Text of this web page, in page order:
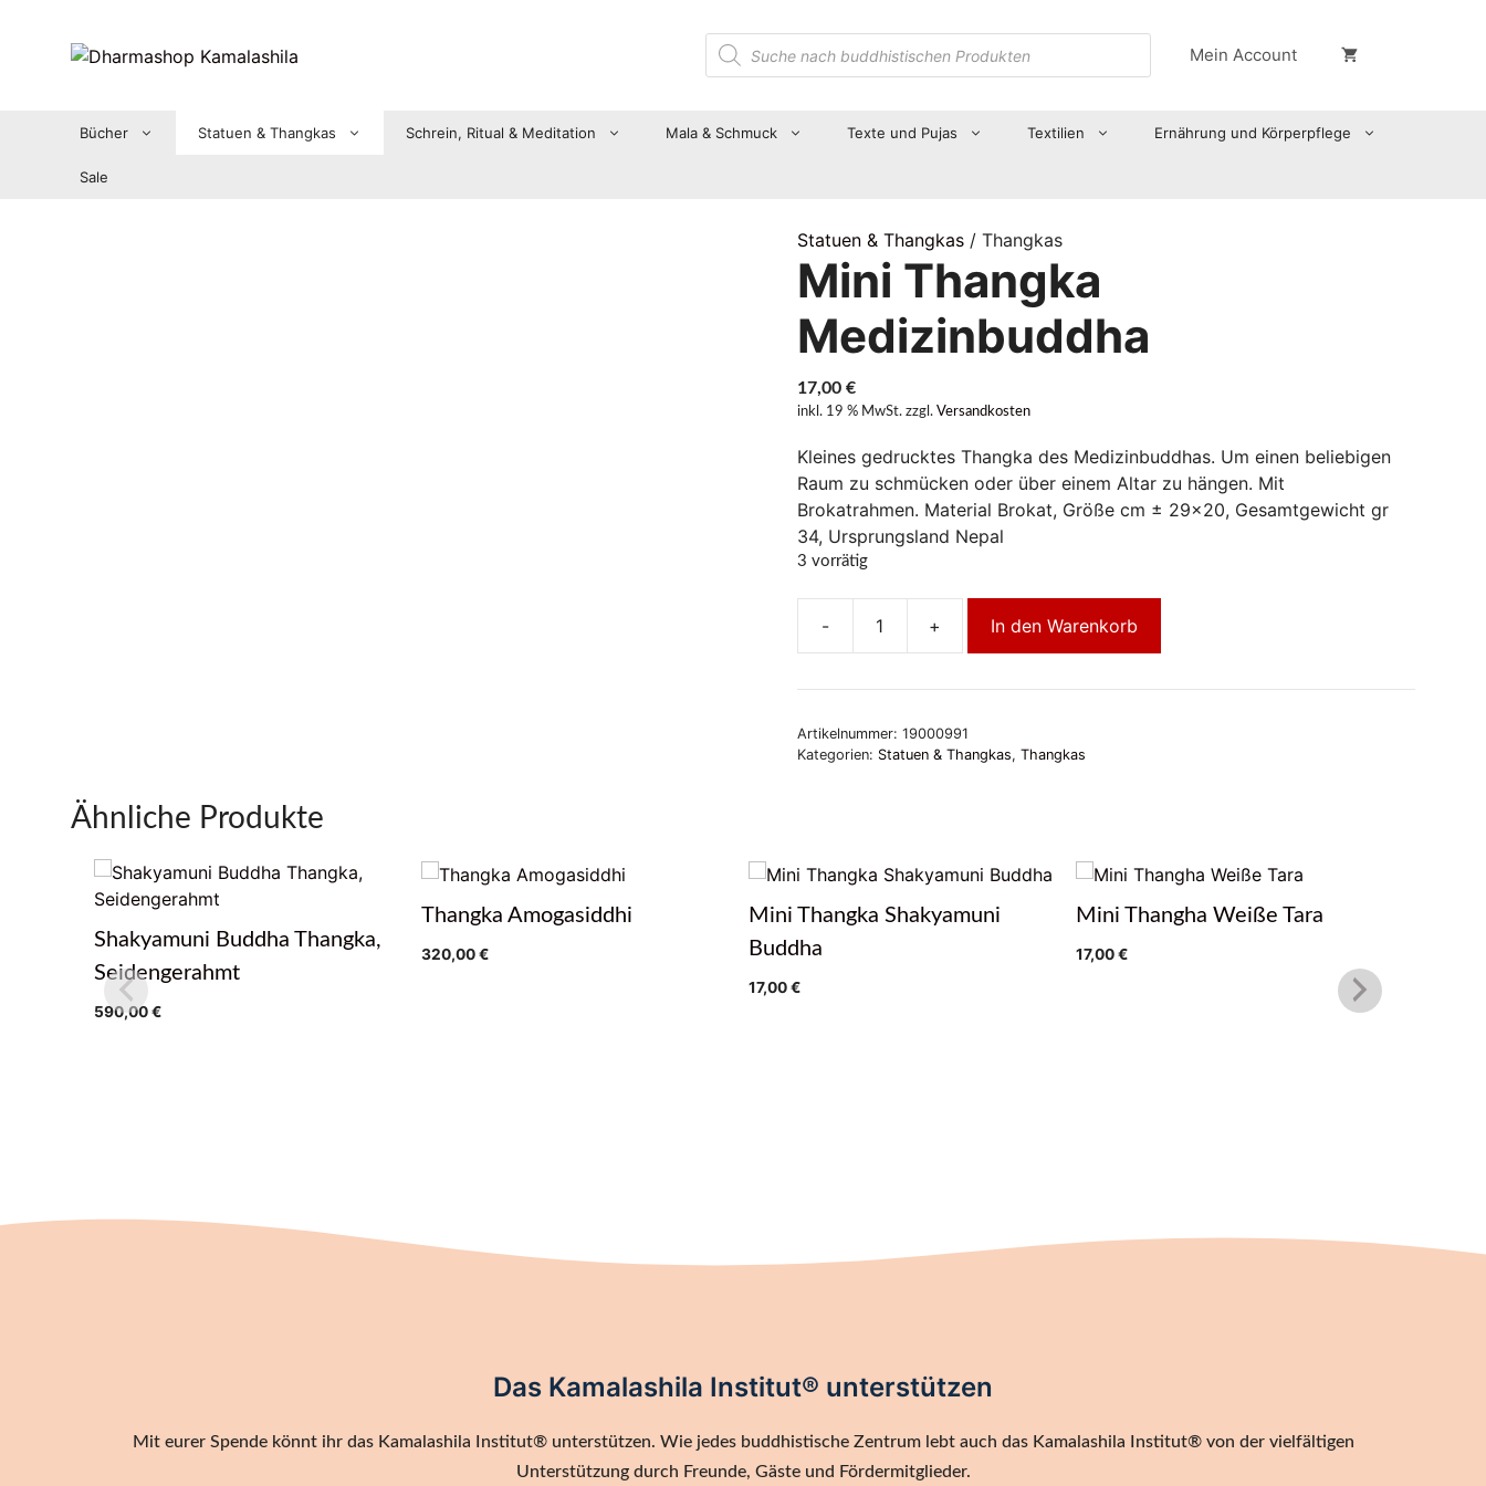
Suche
nach
Produkten
Mein Account
Bücher Statuen & Thangkas Schrein, Ritual & Meditation Mala & Schmuck Texte und Pujas Textilien Ernährung und Körperpflege
Sale
Statuen & Thangkas/ Thangkas
Mini Thangka
Medizinbuddha
17,00 €
inkl. 19 % MwSt. zzgl. Versandkosten
Kleines gedrucktes Thangka des Medizinbuddhas. Um einen beliebigen
Raum zu schmücken oder über einem Altar zu hängen. Mit
Brokatrahmen. Material Brokat, Größe cm ± 29×20, Gesamtgewicht gr
34, Ursprungsland Nepal
3 vorrätig
-
Medizinbuddha
+ In den Warenkorb
Artikelnummer: 19000991
Kategorien: Statuen & Thangkas, Thangkas
Ähnliche Produkte
Shakyamuni Buddha Thangka,
Seidengerahmt
590,00€
Thangka Amogasiddhi
320,00€
Mini Thangka Shakyamuni
Buddha
17,00€
Mini Thangha Weiße Tara
17,00€
Das Kamalashila Institut® unterstützen
Mit eurer Spende könnt ihr das Kamalashila Institut® unterstützen. Wie jedes buddhistische Zentrum lebt auch das Kamalashila Institut® von der vielfältigen
Unterstützung durch Freunde, Gäste und Fördermitglieder.